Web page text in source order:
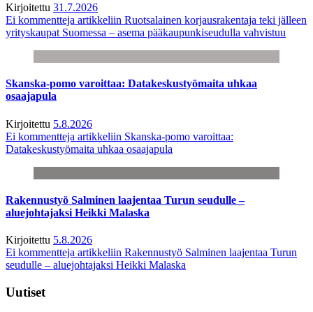
Kirjoitettu 31.7.2026
Ei kommentteja artikkeliin Ruotsalainen korjausrakentaja teki jälleen
yrityskaupat Suomessa – asema pääkaupunkiseudulla vahvistuu
Skanska-pomo varoittaa: Datakeskustyömaita uhkaa
osaajapula
Kirjoitettu 5.8.2026
Ei kommentteja artikkeliin Skanska-pomo varoittaa:
Datakeskustyömaita uhkaa osaajapula
Rakennustyö Salminen laajentaa Turun seudulle –
aluejohtajaksi Heikki Malaska
Kirjoitettu 5.8.2026
Ei kommentteja artikkeliin Rakennustyö Salminen laajentaa Turun
seudulle – aluejohtajaksi Heikki Malaska
Uutiset